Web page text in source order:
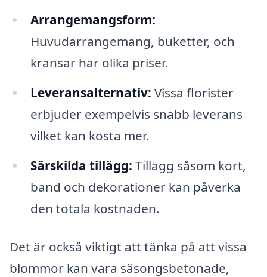
Arrangemangsform:
Huvudarrangemang, buketter, och
kransar har olika priser.
Leveransalternativ: Vissa florister
erbjuder exempelvis snabb leverans
vilket kan kosta mer.
Särskilda tillägg: Tillägg såsom kort,
band och dekorationer kan påverka
den totala kostnaden.
Det är också viktigt att tänka på att vissa
blommor kan vara säsongsbetonade,